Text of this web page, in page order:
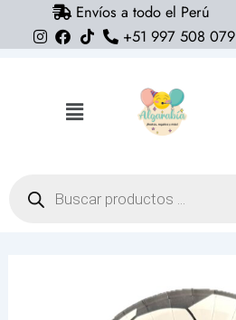
Envíos a todo el Perú
+51 997 508 079
Flyout
productos